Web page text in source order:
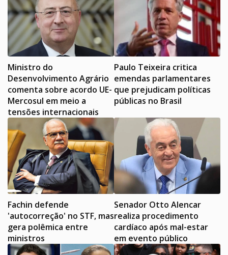
Ministro do
Desenvolvimento Agrário
comenta sobre acordo UE-
Mercosul em meio a
tensões internacionais
Paulo Teixeira critica
emendas parlamentares
que prejudicam políticas
públicas no Brasil
Fachin defende
'autocorreção' no STF, mas
gera polêmica entre
ministros
Senador Otto Alencar
realiza procedimento
cardíaco após mal-estar
em evento público